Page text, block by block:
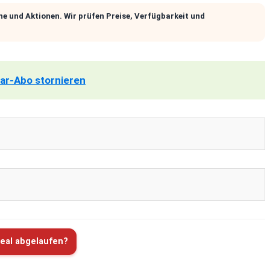
und Aktionen. Wir prüfen Preise, Verfügbarkeit und
Abo stornieren
abgelaufen?